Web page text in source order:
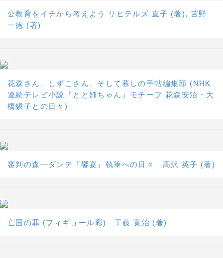
公教育をイチから考えよう リヒテルズ 直子 (著), 苫野
一徳 (著)
花森さん、しずこさん、そして暮しの手帖編集部 (NHK
連続テレビ小説『とと姉ちゃん』モチーフ 花森安治・大
橋鎭子との日々)
審判の森―ダンテ『饗宴』執筆への日々 高沢 英子 (著)
亡国の罪 (フィギュール彩) 工藤 寛治 (著)